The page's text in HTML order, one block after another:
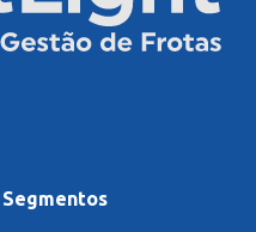
Segmentos